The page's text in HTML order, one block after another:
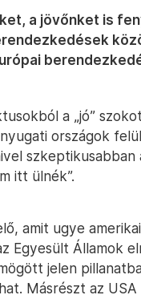
a jövőnket is
a „jó”
országok
itt ülnék”.
amit ugye
Egyesült Államok
jelen
Másrészt az